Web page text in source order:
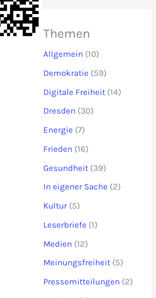
Themen
Allgemein (10)
Demokratie (59)
Digitale Freiheit (14)
Dresden (30)
Energie (7)
Frieden (16)
Gesundheit (39)
In eigener Sache (2)
Kultur (5)
Leserbriefe (1)
Medien (12)
Meinungsfreiheit (5)
Pressemitteilungen (2)